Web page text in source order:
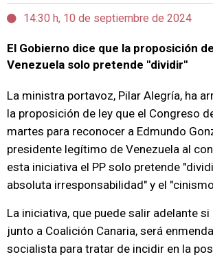
14:30 h, 10 de septiembre de 2024
El Gobierno dice que la proposición
Venezuela solo pretende "dividir"
La ministra portavoz, Pilar Alegría, ha
la proposición de ley que el Congreso
martes para reconocer a Edmundo
presidente legítimo de Venezuela al
esta iniciativa el PP solo pretende
absoluta irresponsabilidad" y el
La iniciativa, que puede salir adelante si
junto a Coalición Canaria, será
socialista para tratar de incidir en la